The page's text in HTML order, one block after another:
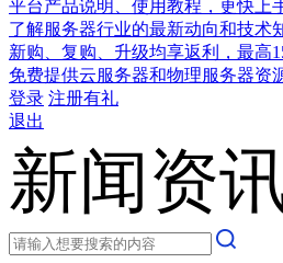
平台产品说明、使用教程，更快上
了解服务器行业的最新动向和技术
新购、复购、升级均享返利，最高
免费提供云服务器和物理服务器资
登录 注册有礼
退出
新闻资